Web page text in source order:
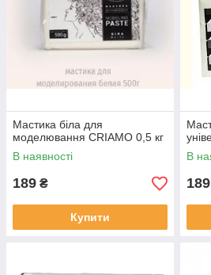
нескладний декор різноманітних
пластичністю. Мастика CRIAMO
13 кольорах (червоний, жовтий,
коричневий, зелений, бежевий,
фіолетовий, бузковий, синій).
Мастика біла для
моделювання CRIAMO 0,5 кг
В наявності
189 ₴
Купити
В
189